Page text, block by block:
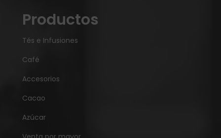
Productos
Tés e Infusiones
Café
Accesorios
Cacao
Azúcar